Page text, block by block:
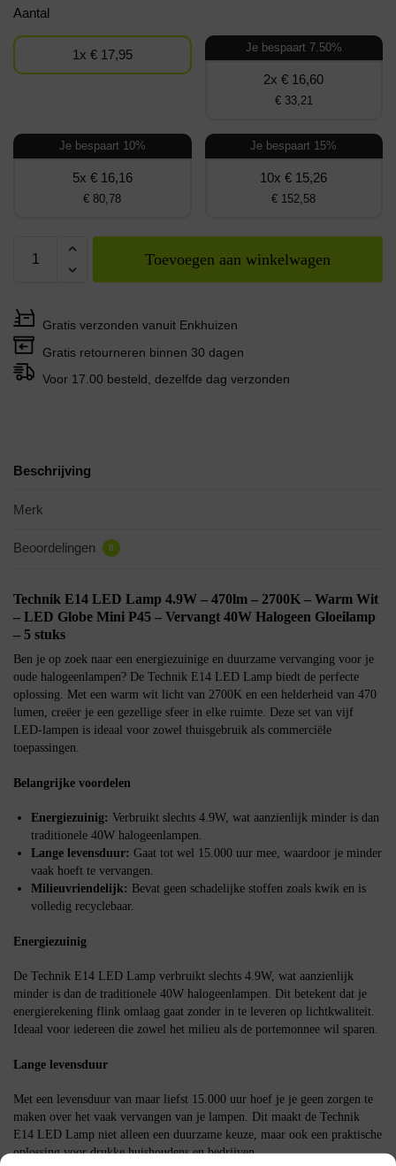
Aantal
1x € 17,95 Je bespaart 7.50%
2x € 16,60
€ 33,21
Je bespaart 10%
5x € 16,16
€ 80,78
Je bespaart 15%
10x € 15,26
€ 152,58
Toevoegen aan winkelwagen
Gratis verzonden vanuit Enkhuizen
Gratis retourneren binnen 30 dagen
Voor 17.00 besteld, dezelfde dag verzonden
Beschrijving
Merk
Beoordelingen 0
Technik E14 LED Lamp 4.9W – 470lm – 2700K – Warm Wit
– LED Globe Mini P45 – Vervangt 40W Halogeen Gloeilamp
– 5 stuks
Ben je op zoek naar een energiezuinige en duurzame vervanging voor je
oude halogeenlampen? De Technik E14 LED Lamp biedt de perfecte
oplossing. Met een warm wit licht van 2700K en een helderheid van 470
lumen, creëer je een gezellige sfeer in elke ruimte. Deze set van vijf
LED-lampen is ideaal voor zowel thuisgebruik als commerciële
toepassingen.
Belangrijke voordelen
Energiezuinig: Verbruikt slechts 4.9W, wat aanzienlijk minder is dan
traditionele 40W halogeenlampen.
Lange levensduur: Gaat tot wel 15.000 uur mee, waardoor je minder
vaak hoeft te vervangen.
Milieuvriendelijk: Bevat geen schadelijke stoffen zoals kwik en is
volledig recyclebaar.
Energiezuinig
De Technik E14 LED Lamp verbruikt slechts 4.9W, wat aanzienlijk
minder is dan de traditionele 40W halogeenlampen. Dit betekent dat je
energierekening flink omlaag gaat zonder in te leveren op lichtkwaliteit.
Ideaal voor iedereen die zowel het milieu als de portemonnee wil sparen.
Lange levensduur
Met een levensduur van maar liefst 15.000 uur hoef je je geen zorgen te
maken over het vaak vervangen van je lampen. Dit maakt de Technik
E14 LED Lamp niet alleen een duurzame keuze, maar ook een praktische
oplossing voor drukke huishoudens en bedrijven.